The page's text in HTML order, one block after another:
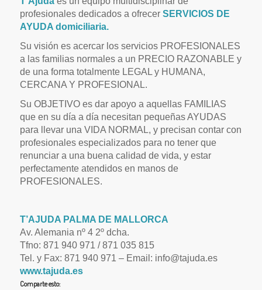
profesionales dedicados a ofrecer SERVICIOS DE
AYUDA domiciliaria.
Su visión es acercar los servicios PROFESIONALES
a las familias normales a un PRECIO RAZONABLE y
de una forma totalmente LEGAL y HUMANA,
CERCANA Y PROFESIONAL.
Su OBJETIVO es dar apoyo a aquellas FAMILIAS
que en su día a día necesitan pequeñas AYUDAS
para llevar una VIDA NORMAL, y precisan contar con
profesionales especializados para no tener que
renunciar a una buena calidad de vida, y estar
perfectamente atendidos en manos de
PROFESIONALES.
T’AJUDA PALMA DE MALLORCA
Av. Alemania nº 4 2º dcha.
Tfno: 871 940 971 / 871 035 815
Tel. y Fax: 871 940 971 – Email: info@tajuda.es
www.tajuda.es
Comparte esto: